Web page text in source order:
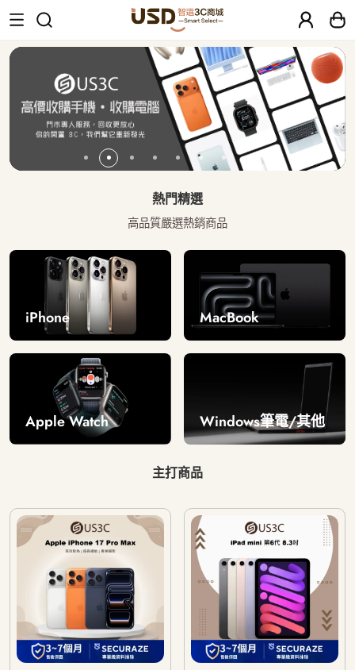
USD 智選二手3C商城｜【30天安心
熱門精選
高品質嚴選熱銷商品
iPhone MacBook
Apple Watch Windows筆電/其他
主打商品